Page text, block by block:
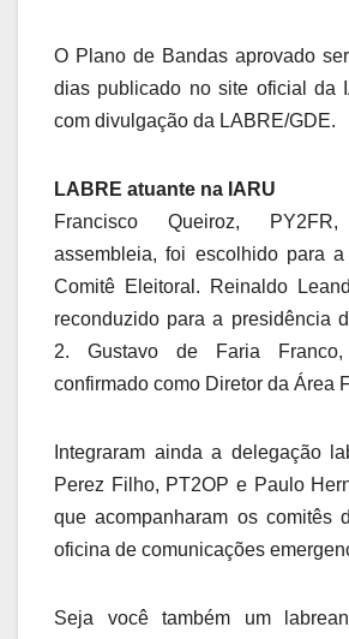
O Plano de Bandas aprovado
dias publicado no site oficial da
com divulgação da LABRE/GDE.
LABRE atuante na IARU
Francisco Queiroz,
assembleia, foi escolhido para
Comitê Eleitoral. Reinaldo
reconduzido para a presidência
2. Gustavo de Faria
confirmado como Diretor da Área
Integraram ainda a delegação
Perez Filho, PT2OP e Paulo
que acompanharam os comitês
oficina de comunicações
Seja você também um